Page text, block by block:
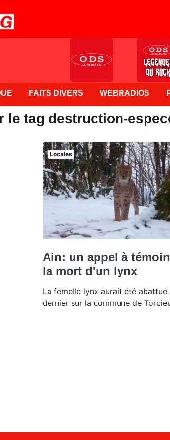
FAITS DIVERS WEBRADIOS
le tag destruction-
Locales
Ain: un appel à
la mort d'un lynx
La femelle lynx aurait été abattue
dernier sur la commune de